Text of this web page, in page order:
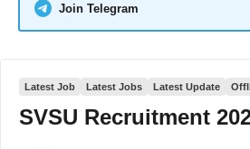
Join Telegram
Latest Job Latest Jobs Latest Update
SVSU Recruitment